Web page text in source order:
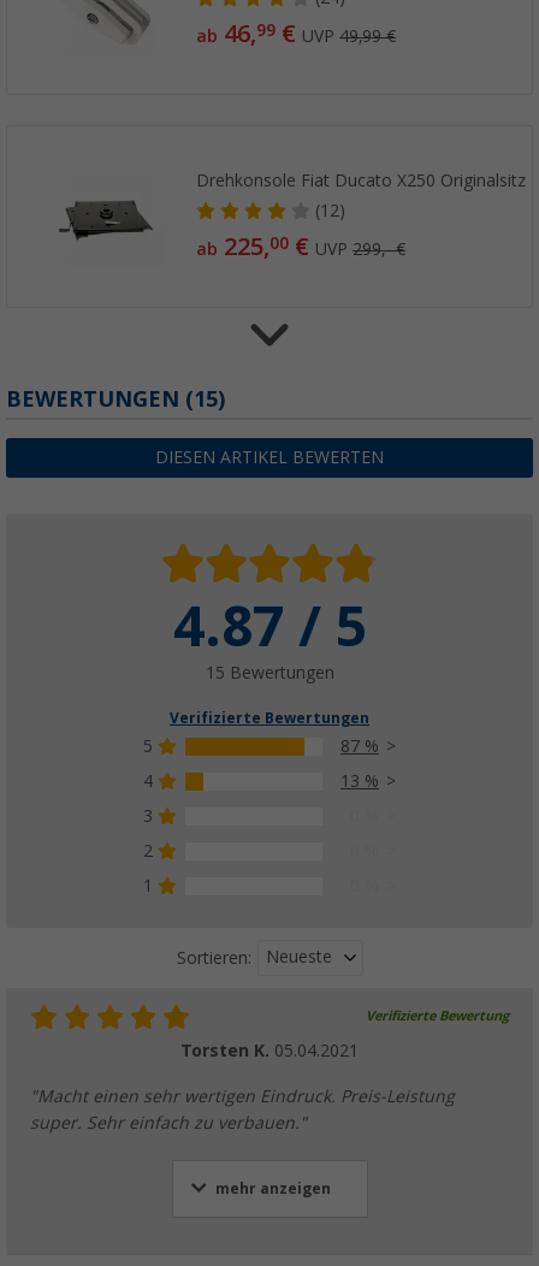
ab 46,99 € UVP49,99 €
Drehkonsole Fiat Ducato X250 Originalsitz
(12)
ab 225,00 € UVP299,- €
Knebelverschluss (FF-System Zwo)
12,00€UVP19,99 €
HSC Schlüssel 2er Set
(10)
ab31,99€
BEWERTUNGEN (15)
DIESEN ARTIKEL BEWERTEN
4.87 / 5
15 Bewertungen
Verifizierte Bewertungen
5
87 %
4
13 %
3
2
1
Sortieren: Neueste
Verifizierte Bewertung
Torsten K. 05.04.2021
"Macht einen sehr wertigen Eindruck. Preis-Leistung
super. Sehr einfach zu verbauen."
mehr anzeigen